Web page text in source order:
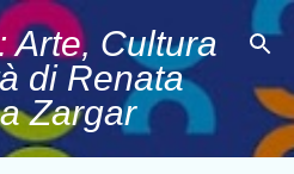
contenuti principali
Arte, Cultura
di Renata
Zargar